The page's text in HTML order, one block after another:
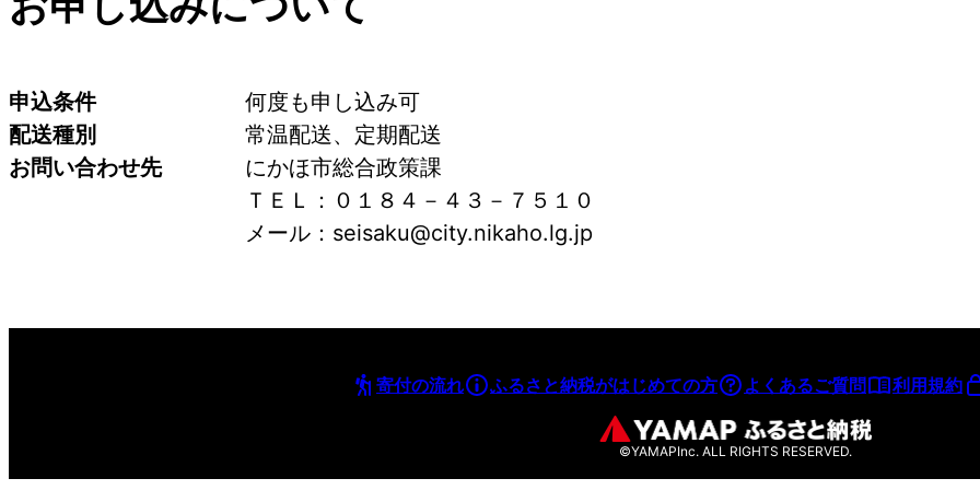
申込条件
何度も申し込み可
配送種別
常温配送、定期配送
お問い合わせ先
にかほ市総合政策課
ＴＥＬ：０１８４－４３－７５１０
メール：seisaku@city.nikaho.lg.jp
寄付の流れ ふるさと納税がはじめての方 よくあるご質問 利用規約
©YAMAPInc. ALL RIGHTS RESERVED.